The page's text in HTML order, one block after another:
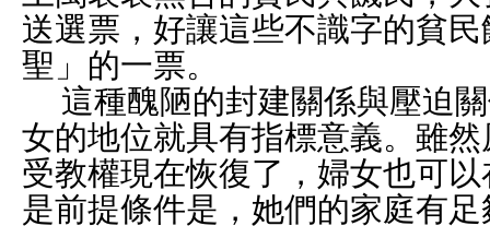
送選票，好讓這些不識字的貧
聖」的一票。
這種醜陋的封建關係與壓迫
女的地位就具有指標意義。雖
受教權現在恢復了，婦女也可
是前提條件是，她們的家庭有